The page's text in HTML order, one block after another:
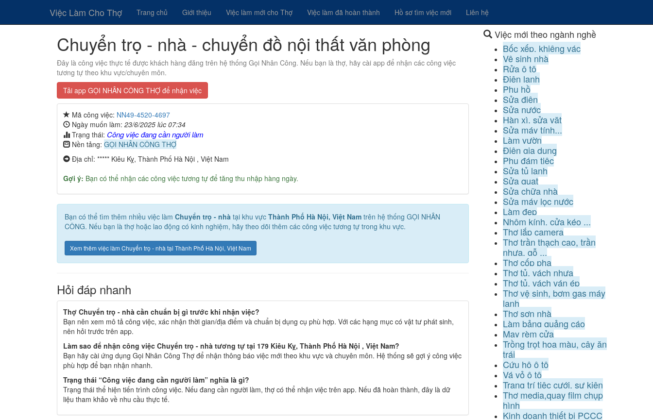
Việc Làm Cho Thợ Trang chủ Giới thiệu Việc làm mới cho Thợ Việc làm đã hoàn thành Hồ sơ tìm việc mới Liên hệ
Chuyển trọ - nhà - chuyển đồ nội thất văn phòng
Đây là công việc thực tế được khách hàng đăng trên hệ thống Gọi Nhân Công. Nếu bạn là thợ, hãy cài app để nhận các công việc
tương tự theo khu vực/chuyên môn.
Tải app GỌI NHÂN CÔNG THỢ để nhận việc
Mã công việc: NN49-4520-4697
Ngày muốn làm: 23/6/2025 lúc 07:34
Trạng thái: Công việc đang cần người làm
Nền tảng: GỌI NHÂN CÔNG THỢ
Địa chỉ: ***** Kiêu Kỵ, Thành Phố Hà Nội , Việt Nam
Gợi ý: Bạn có thể nhận các công việc tương tự để tăng thu nhập hàng ngày.
Bạn có thể tìm thêm nhiều việc làm Chuyển trọ - nhà tại khu vực Thành Phố Hà Nội, Việt Nam trên hệ thống GỌI NHÂN
CÔNG. Nếu bạn là thợ hoặc lao động có kinh nghiệm, hãy theo dõi thêm các công việc tương tự trong khu vực.
Xem thêm việc làm Chuyển trọ - nhà tại Thành Phố Hà Nội, Việt Nam
Hỏi đáp nhanh
Thợ Chuyển trọ - nhà cần chuẩn bị gì trước khi nhận việc?
Bạn nên xem mô tả công việc, xác nhận thời gian/địa điểm và chuẩn bị dụng cụ phù hợp. Với các hạng mục có vật tư phát sinh,
nên hỏi trước trên app.
Làm sao để nhận công việc Chuyển trọ - nhà tương tự tại 179 Kiêu Kỵ, Thành Phố Hà Nội , Việt Nam?
Bạn hãy cài ứng dụng Gọi Nhân Công Thợ để nhận thông báo việc mới theo khu vực và chuyên môn. Hệ thống sẽ gợi ý công việc
phù hợp để bạn nhận nhanh.
Trạng thái “Công việc đang cần người làm” nghĩa là gì?
Trạng thái thể hiện tiến trình công việc. Nếu đang cần người làm, thợ có thể nhận việc trên app. Nếu đã hoàn thành, đây là dữ
liệu tham khảo về nhu cầu thực tế.
Việc mới theo ngành nghề
Bốc xếp, khiêng vác
Vệ sinh nhà
Rửa ô tô
Điện lạnh
Phụ hồ
Sửa điện
Sửa nước
Hàn xì, sửa vặt
Sửa máy tính...
Làm vườn
Điện gia dụng
Phụ đám tiệc
Sửa tủ lạnh
Sửa quạt
Sửa chữa nhà
Sửa máy lọc nước
Làm đẹp
Nhôm kính, cửa kéo ...
Thợ lắp camera
Thợ trần thạch cao, trần
nhựa, gỗ ...
Thợ cốp pha
Thợ tủ, vách nhựa
Thợ tủ, vách ván ép
Thợ vệ sinh, bơm gas máy
lạnh
Thợ sơn nhà
Làm bảng quảng cáo
May rèm cửa
Trồng trọt hoa màu, cây ăn
trái
Cứu hộ ô tô
Vá vỏ ô tô
Trang trí tiệc cưới, sự kiện
Thợ media,quay film chụp
hình
Kinh doanh thiết bị PCCC